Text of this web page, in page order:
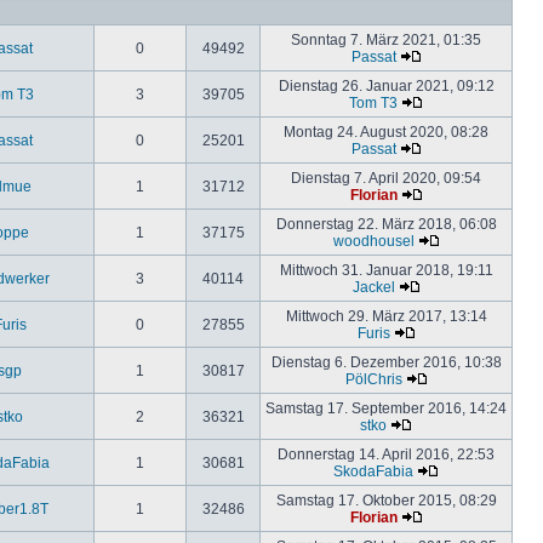
0 49492
Sonntag 7. März 2021, 01:35
Passat
T3 3 39705
Dienstag 26. Januar 2021, 09:12
Tom T3
0 25201
Montag 24. August 2020, 08:28
Passat
1 31712
Dienstag 7. April 2020, 09:54
Florian
1 37175
Donnerstag 22. März 2018, 06:08
woodhousel
3 40114
Mittwoch 31. Januar 2018, 19:11
Jackel
0 27855
Mittwoch 29. März 2017, 13:14
Furis
1 30817
Dienstag 6. Dezember 2016, 10:38
PölChris
2 36321
Samstag 17. September 2016, 14:24
stko
1 30681
Donnerstag 14. April 2016, 22:53
SkodaFabia
1 32486
Samstag 17. Oktober 2015, 08:29
Florian